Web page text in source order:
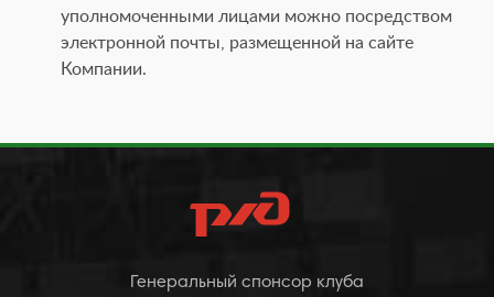
уполномоченными лицами можно посредством
электронной почты, размещенной на сайте
Компании.
Генеральный спонсор клуба